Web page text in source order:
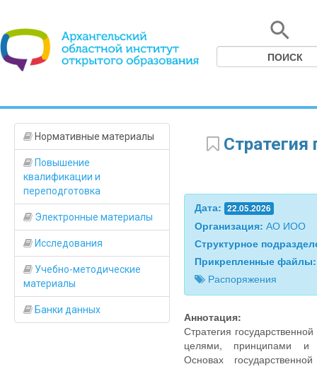
Нормативные материалы
Повышение
квалификации и
переподготовка
Электронные материалы
Исследования
Учебно-методические
материалы
Банки данных
Стратегия
Дата: 22.05.2026
Организация: АО ИОО
Структурное
Прикрепленные
Распоряжения
Аннотация:
Стратегия
целями, принципами и
Основах